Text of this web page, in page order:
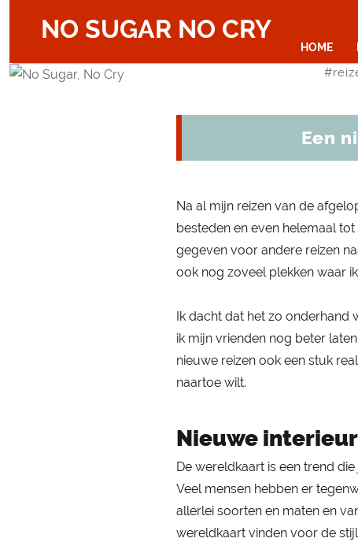
NO SUGAR NO CRY
HOME
#
Een
Na al mijn reizen van de
besteden en even helemaal
gegeven voor andere reizen
ook nog zoveel plekken waar
Ik dacht dat het zo
ik mijn vrienden nog beter
nieuwe reizen ook een stuk
naartoe wilt.
Nieuwe
De wereldkaart is een trend
Veel mensen hebben er
allerlei soorten en maten en
wereldkaart vinden voor de